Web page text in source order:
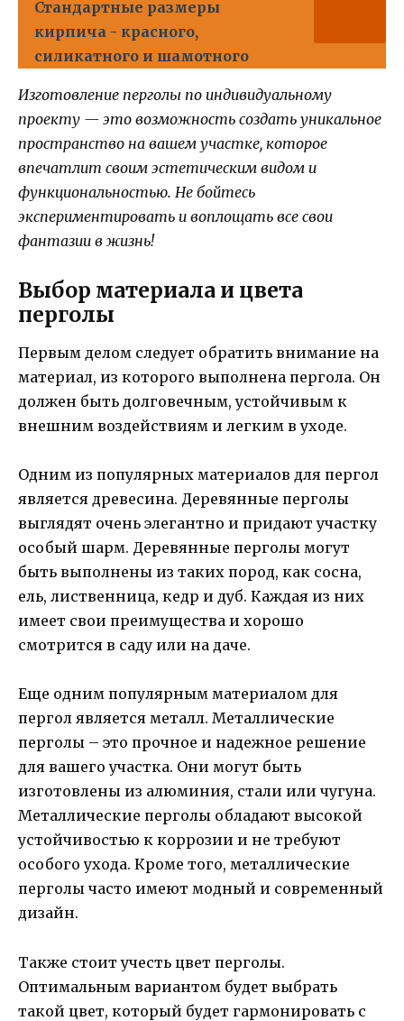
Стандартные размеры
кирпича - красного,
силикатного и шамотного
Изготовление перголы по индивидуальному
проекту — это возможность создать уникальное
пространство на вашем участке, которое
впечатлит своим эстетическим видом и
функциональностью. Не бойтесь
экспериментировать и воплощать все свои
фантазии в жизнь!
Выбор материала и цвета
перголы
Первым делом следует обратить внимание на
материал, из которого выполнена пергола. Он
должен быть долговечным, устойчивым к
внешним воздействиям и легким в уходе.
Одним из популярных материалов для пергол
является древесина. Деревянные перголы
выглядят очень элегантно и придают участку
особый шарм. Деревянные перголы могут
быть выполнены из таких пород, как сосна,
ель, лиственница, кедр и дуб. Каждая из них
имеет свои преимущества и хорошо
смотрится в саду или на даче.
Еще одним популярным материалом для
пергол является металл. Металлические
перголы – это прочное и надежное решение
для вашего участка. Они могут быть
изготовлены из алюминия, стали или чугуна.
Металлические перголы обладают высокой
устойчивостью к коррозии и не требуют
особого ухода. Кроме того, металлические
перголы часто имеют модный и современный
дизайн.
Также стоит учесть цвет перголы.
Оптимальным вариантом будет выбрать
такой цвет, который будет гармонировать с